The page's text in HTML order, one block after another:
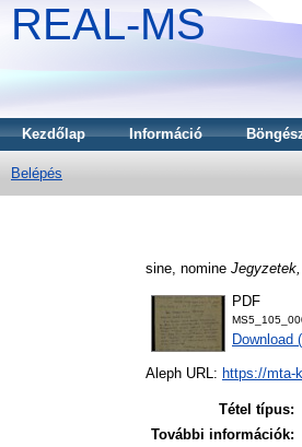
REAL-MS
Kezdőlap Információ
Belépés
sine, nomine Jegyzetek,
PDF
Download
Aleph URL: https://mta-
Tétel típus:
További információk: